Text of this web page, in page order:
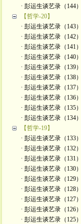
· 彭运生谈艺录（144）
【哲学-20】
· 彭运生谈艺录（143）
· 彭运生谈艺录（142）
· 彭运生谈艺录（141）
· 彭运生谈艺录（140）
· 彭运生谈艺录（139）
· 彭运生谈艺录（138）
· 彭运生谈艺录（137）
· 彭运生谈艺录（136）
· 彭运生谈艺录（135）
· 彭运生谈艺录（134）
【哲学-19】
· 彭运生谈艺录（133）
· 彭运生谈艺录（132）
· 彭运生谈艺录（131）
· 彭运生谈艺录（130）
· 彭运生谈艺录（129）
· 彭运生谈艺录（128）
· 彭运生谈艺录（127）
· 彭运生谈艺录（126）
· 彭运生谈艺录（125）